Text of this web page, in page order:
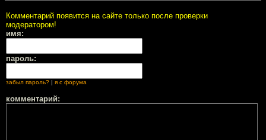
Комментарий появится на сайте только после проверки
модератором!
имя:
пароль:
забыл пароль? | я с форума
комментарий: